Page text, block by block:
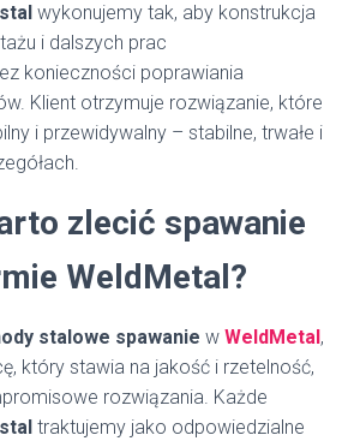
wykonujemy tak, aby konstrukcja
i dalszych prac
konieczności poprawiania
Klient otrzymuje rozwiązanie, które
i przewidywalny – stabilne, trwałe i
zlecić spawanie
WeldMetal?
stalowe spawanie w WeldMetal,
który stawia na jakość i rzetelność,
rozwiązania. Każde
traktujemy jako odpowiedzialne